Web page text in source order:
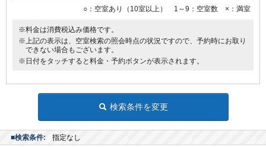
○：空室あり（10室以上） 1～9：空室数 ×：満室
※料金は消費税込み価格です。
※上記の表示は、空室検索の照会時点の状況ですので、予約時にお取り
できない場合もございます。
※日付をタッチすると料金・予約ボタンが表示されます。
検索条件を変更
■検索条件: 指定なし